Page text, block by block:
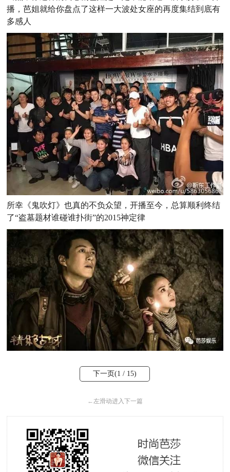
播，芭姐就给你盘点了这样一大波处女座的再度集结到底有
多感人
所幸《鬼吹灯》也真的不负众望，开播至今，总算顺利终结
了“盗墓题材谁碰谁扑街”的2015神定律
下一页(1 / 15)
←左滑动进入下一篇